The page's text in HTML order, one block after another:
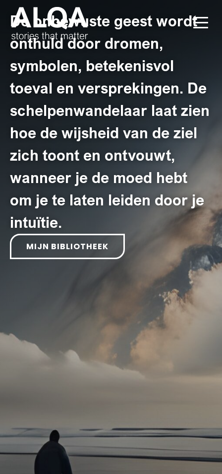
De onbewuste geest wordt
onthuld door dromen,
symbolen, betekenisvol
toeval en versprekingen. De
schelpenwandelaar laat zien
hoe de wijsheid van de ziel
zich toont en ontvouwt,
wanneer je de moed hebt
om je te laten leiden door je
intuïtie.
MIJN BIBLIOTHEEK